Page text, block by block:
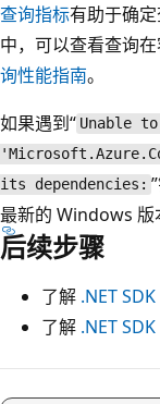
查询指标有助于确
中，可以查看查询
询性能指南。
如果遇到“ Unable
its dependencies:
最新的 Windows 版
后续步骤
了解 .NET SDK
了解 .NET SDK